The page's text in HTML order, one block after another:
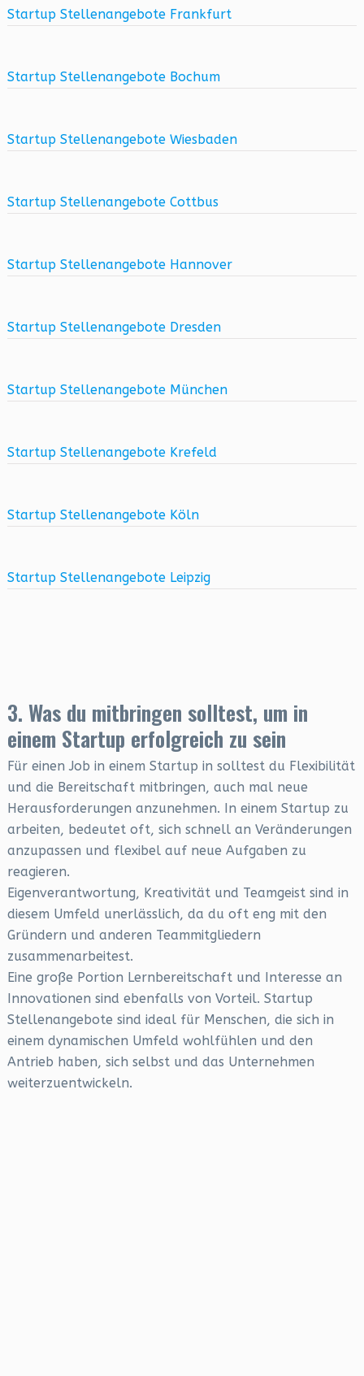
Startup Stellenangebote Frankfurt
Startup Stellenangebote Bochum
Startup Stellenangebote Wiesbaden
Startup Stellenangebote Cottbus
Startup Stellenangebote Hannover
Startup Stellenangebote Dresden
Startup Stellenangebote München
Startup Stellenangebote Krefeld
Startup Stellenangebote Köln
Startup Stellenangebote Leipzig
3. Was du mitbringen solltest, um in
einem Startup erfolgreich zu sein
Für einen Job in einem Startup in solltest du Flexibilität
und die Bereitschaft mitbringen, auch mal neue
Herausforderungen anzunehmen. In einem Startup zu
arbeiten, bedeutet oft, sich schnell an Veränderungen
anzupassen und flexibel auf neue Aufgaben zu
reagieren.
Eigenverantwortung, Kreativität und Teamgeist sind in
diesem Umfeld unerlässlich, da du oft eng mit den
Gründern und anderen Teammitgliedern
zusammenarbeitest.
Eine große Portion Lernbereitschaft und Interesse an
Innovationen sind ebenfalls von Vorteil. Startup
Stellenangebote sind ideal für Menschen, die sich in
einem dynamischen Umfeld wohlfühlen und den
Antrieb haben, sich selbst und das Unternehmen
weiterzuentwickeln.